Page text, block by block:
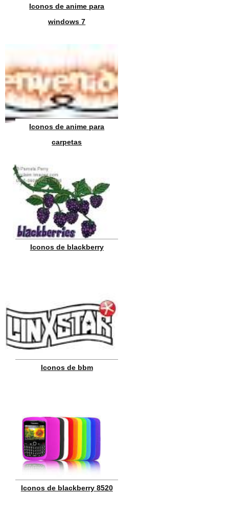
Iconos de anime para
windows 7
Iconos de anime para
carpetas
Iconos de blackberry
Iconos de bbm
Iconos de blackberry 8520